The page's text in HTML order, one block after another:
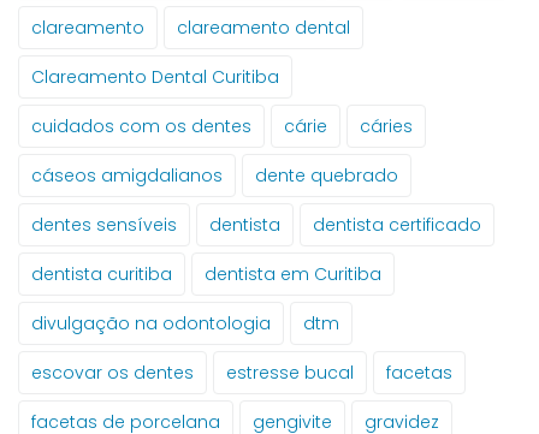
clareamento clareamento dental
Clareamento Dental Curitiba
cuidados com os dentes cárie cáries
cáseos amigdalianos dente quebrado
dentes sensíveis dentista dentista certificado
dentista curitiba dentista em Curitiba
divulgação na odontologia dtm
escovar os dentes estresse bucal facetas
facetas de porcelana gengivite gravidez